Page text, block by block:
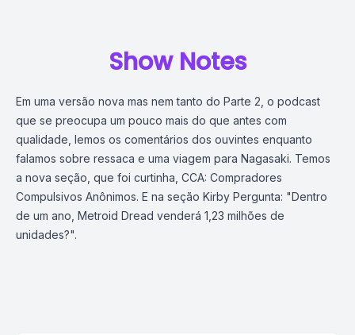
Show Notes
Em uma versão nova mas nem tanto do Parte 2, o podcast
que se preocupa um pouco mais do que antes com
qualidade, lemos os comentários dos ouvintes enquanto
falamos sobre ressaca e uma viagem para Nagasaki. Temos
a nova seção, que foi curtinha, CCA: Compradores
Compulsivos Anônimos. E na seção Kirby Pergunta: "Dentro
de um ano, Metroid Dread venderá 1,23 milhões de
unidades?".